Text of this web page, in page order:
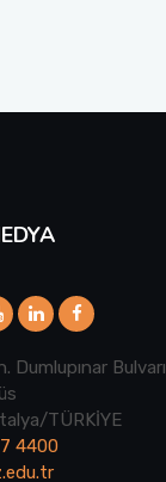
Dumlupınar Bulvarı
TÜRKİYE
4400